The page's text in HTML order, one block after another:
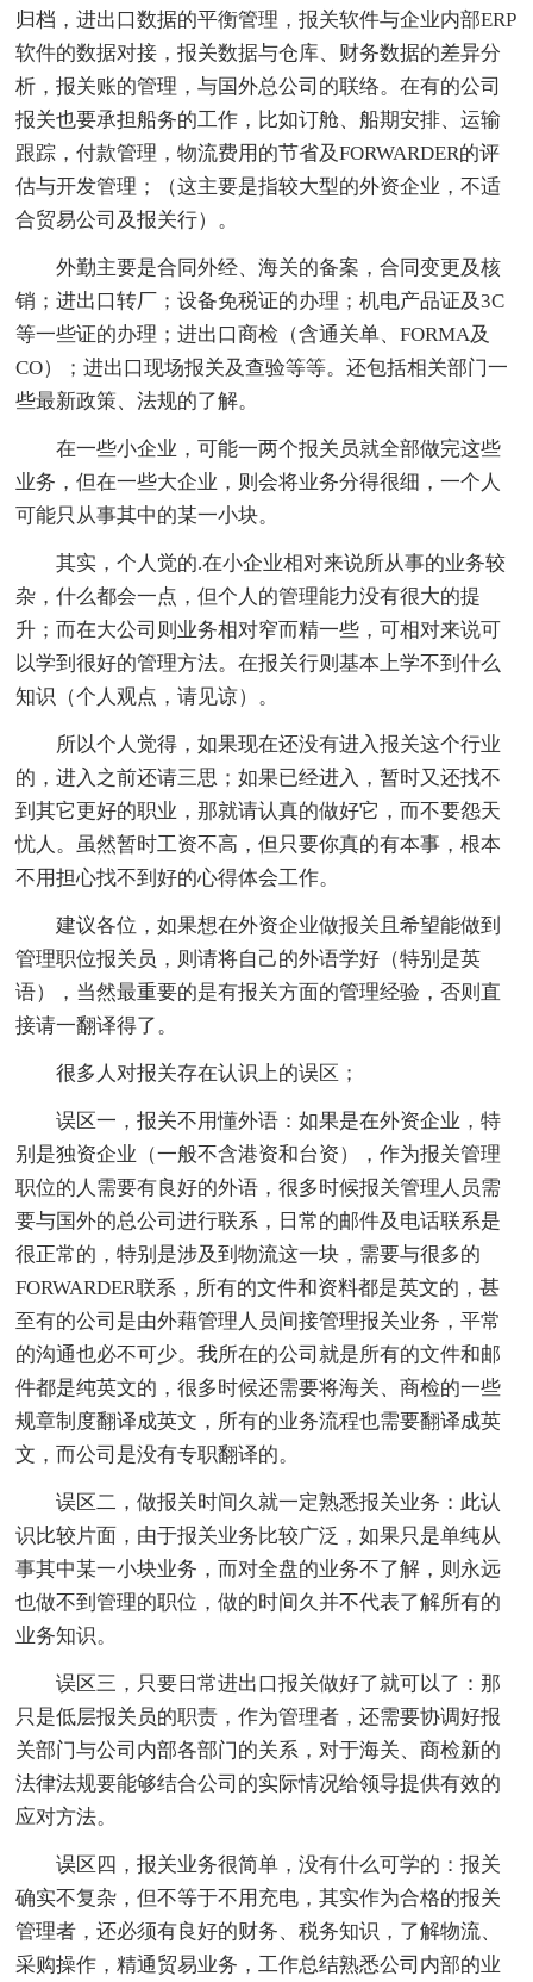
归档，进出口数据的平衡管理，报关软件与企业内部ERP
软件的数据对接，报关数据与仓库、财务数据的差异分
析，报关账的管理，与国外总公司的联络。在有的公司
报关也要承担船务的工作，比如订舱、船期安排、运输
跟踪，付款管理，物流费用的节省及FORWARDER的评
估与开发管理；（这主要是指较大型的外资企业，不适
合贸易公司及报关行）。
外勤主要是合同外经、海关的备案，合同变更及核
销；进出口转厂；设备免税证的办理；机电产品证及3C
等一些证的办理；进出口商检（含通关单、FORMA及
CO）；进出口现场报关及查验等等。还包括相关部门一
些最新政策、法规的了解。
在一些小企业，可能一两个报关员就全部做完这些
业务，但在一些大企业，则会将业务分得很细，一个人
可能只从事其中的某一小块。
其实，个人觉的.在小企业相对来说所从事的业务较
杂，什么都会一点，但个人的管理能力没有很大的提
升；而在大公司则业务相对窄而精一些，可相对来说可
以学到很好的管理方法。在报关行则基本上学不到什么
知识（个人观点，请见谅）。
所以个人觉得，如果现在还没有进入报关这个行业
的，进入之前还请三思；如果已经进入，暂时又还找不
到其它更好的职业，那就请认真的做好它，而不要怨天
忧人。虽然暂时工资不高，但只要你真的有本事，根本
不用担心找不到好的心得体会工作。
建议各位，如果想在外资企业做报关且希望能做到
管理职位报关员，则请将自己的外语学好（特别是英
语），当然最重要的是有报关方面的管理经验，否则直
接请一翻译得了。
很多人对报关存在认识上的误区；
误区一，报关不用懂外语：如果是在外资企业，特
别是独资企业（一般不含港资和台资），作为报关管理
职位的人需要有良好的外语，很多时候报关管理人员需
要与国外的总公司进行联系，日常的邮件及电话联系是
很正常的，特别是涉及到物流这一块，需要与很多的
FORWARDER联系，所有的文件和资料都是英文的，甚
至有的公司是由外藉管理人员间接管理报关业务，平常
的沟通也必不可少。我所在的公司就是所有的文件和邮
件都是纯英文的，很多时候还需要将海关、商检的一些
规章制度翻译成英文，所有的业务流程也需要翻译成英
文，而公司是没有专职翻译的。
误区二，做报关时间久就一定熟悉报关业务：此认
识比较片面，由于报关业务比较广泛，如果只是单纯从
事其中某一小块业务，而对全盘的业务不了解，则永远
也做不到管理的职位，做的时间久并不代表了解所有的
业务知识。
误区三，只要日常进出口报关做好了就可以了：那
只是低层报关员的职责，作为管理者，还需要协调好报
关部门与公司内部各部门的关系，对于海关、商检新的
法律法规要能够结合公司的实际情况给领导提供有效的
应对方法。
误区四，报关业务很简单，没有什么可学的：报关
确实不复杂，但不等于不用充电，其实作为合格的报关
管理者，还必须有良好的财务、税务知识，了解物流、
采购操作，精通贸易业务，工作总结熟悉公司内部的业